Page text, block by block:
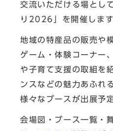
交流いただける場とし
り2026」を開催します
地域の特産品の販売や
ゲーム・体験コーナー
や子育て支援の取組を
ンスなどの魅力あふれ
様々なブースが出展予
会場図・ブース一覧・